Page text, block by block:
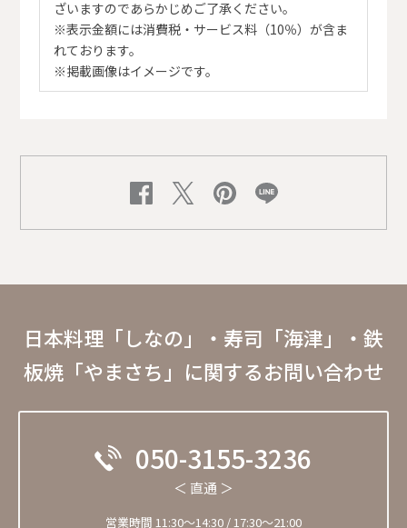
ざいますのであらかじめご了承ください。
※表示金額には消費税・サービス料（10％）が含ま
れております。
※掲載画像はイメージです。
日本料理「しなの」・寿司「海津」・鉄
板焼「やまさち」に関するお問い合わせ
050-3155-3236
＜ 直通 ＞
営業時間 11:30〜14:30 / 17:30～21:00